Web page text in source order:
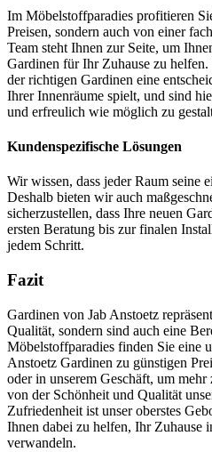
Im Möbelstoffparadies profitieren
Preisen, sondern auch von einer
Team steht Ihnen zur Seite, um
Gardinen für Ihr Zuhause zu helfen.
der richtigen Gardinen eine
Ihrer Innenräume spielt, und sind
und erfreulich wie möglich zu
Kundenspezifische Lösungen
Wir wissen, dass jeder Raum seine
Deshalb bieten wir auch
sicherzustellen, dass Ihre neuen
ersten Beratung bis zur finalen
jedem Schritt.
Fazit
Gardinen von Jab Anstoetz
Qualität, sondern sind auch eine
Möbelstoffparadies finden Sie eine
Anstoetz Gardinen zu günstigen
oder in unserem Geschäft, um mehr
von der Schönheit und Qualität
Zufriedenheit ist unser oberstes
Ihnen dabei zu helfen, Ihr Zuhause
verwandeln.